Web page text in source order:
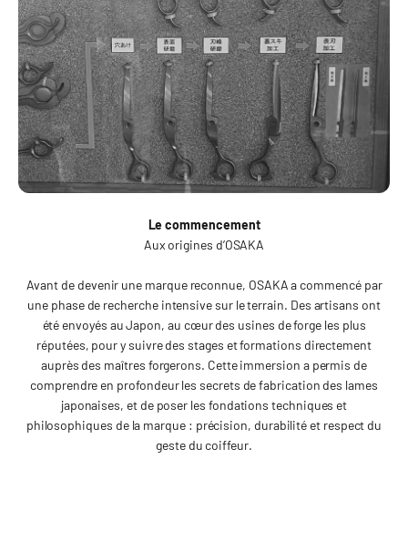
Le commencement
Aux origines d’OSAKA
Avant de devenir une marque reconnue, OSAKA a commencé par
une phase de recherche intensive sur le terrain. Des artisans ont
été envoyés au Japon, au cœur des usines de forge les plus
réputées, pour y suivre des stages et formations directement
auprès des maîtres forgerons. Cette immersion a permis de
comprendre en profondeur les secrets de fabrication des lames
japonaises, et de poser les fondations techniques et
philosophiques de la marque : précision, durabilité et respect du
geste du coiffeur.